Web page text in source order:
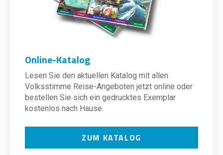
Online-Katalog
Lesen Sie den aktuellen Katalog mit allen
Volksstimme Reise-Angeboten jetzt online oder
bestellen Sie sich ein gedrucktes Exemplar
kostenlos nach Hause.
ZUM KATALOG